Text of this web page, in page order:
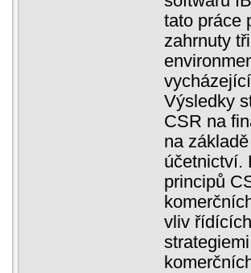
tato práce
zahrnuty
Výsledky
CSR na
na
účetnictví.
principů
vliv